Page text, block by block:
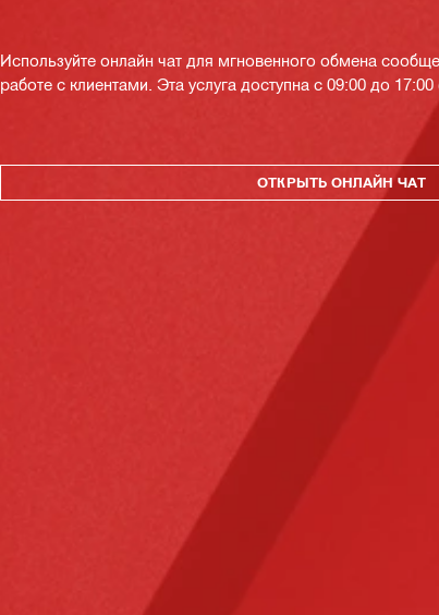
Используйте онлайн чат для мгновенного обмена
работе с клиентами. Эта услуга доступна с 09:00 до
ОТКРЫТЬ ОНЛАЙН ЧАТ